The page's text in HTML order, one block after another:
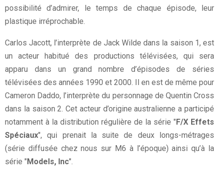
possibilité d’admirer, le temps de chaque épisode, leur
plastique irréprochable.
Carlos Jacott, l’interprète de Jack Wilde dans la saison 1, est
un acteur habitué des productions télévisées, qui sera
apparu dans un grand nombre d’épisodes de séries
télévisées des années 1990 et 2000. Il en est de même pour
Cameron Daddo, l’interprète du personnage de Quentin Cross
dans la saison 2. Cet acteur d’origine australienne a participé
notamment à la distribution régulière de la série "F/X Effets
Spéciaux", qui prenait la suite de deux longs-métrages
(série diffusée chez nous sur M6 à l’époque) ainsi qu’à la
série "Models, Inc".